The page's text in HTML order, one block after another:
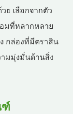
ย เลือกจากตัว
มที่หลากหลาย
กล่องที่มีตราสิน
มมุ่งมั่นด้านสิ่ง
ฑ์